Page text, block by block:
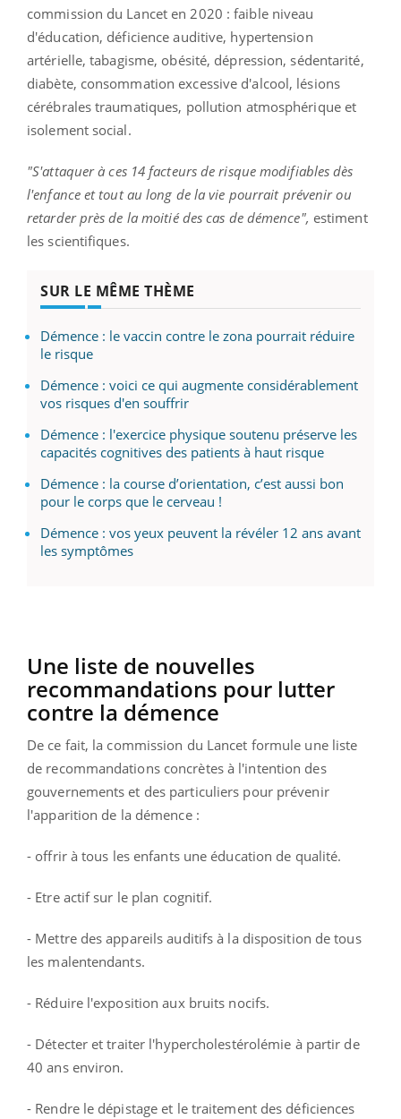
commission du Lancet en 2020 : faible niveau
d'éducation, déficience auditive, hypertension
artérielle, tabagisme, obésité, dépression, sédentarité,
diabète, consommation excessive d'alcool, lésions
cérébrales traumatiques, pollution atmosphérique et
isolement social.
"S'attaquer à ces 14 facteurs de risque modifiables dès
l'enfance et tout au long de la vie pourrait prévenir ou
retarder près de la moitié des cas de démence", estiment
les scientifiques.
SUR LE MÊME THÈME
Démence : le vaccin contre le zona pourrait réduire
le risque
Démence : voici ce qui augmente considérablement
vos risques d'en souffrir
Démence : l'exercice physique soutenu préserve les
capacités cognitives des patients à haut risque
Démence : la course d’orientation, c’est aussi bon
pour le corps que le cerveau !
Démence : vos yeux peuvent la révéler 12 ans avant
les symptômes
Une liste de nouvelles
recommandations pour lutter
contre la démence
De ce fait, la commission du Lancet formule une liste
de recommandations concrètes à l'intention des
gouvernements et des particuliers pour prévenir
l'apparition de la démence :
- offrir à tous les enfants une éducation de qualité.
- Etre actif sur le plan cognitif.
- Mettre des appareils auditifs à la disposition de tous
les malentendants.
- Réduire l'exposition aux bruits nocifs.
- Détecter et traiter l'hypercholestérolémie à partir de
40 ans environ.
- Rendre le dépistage et le traitement des déficiences